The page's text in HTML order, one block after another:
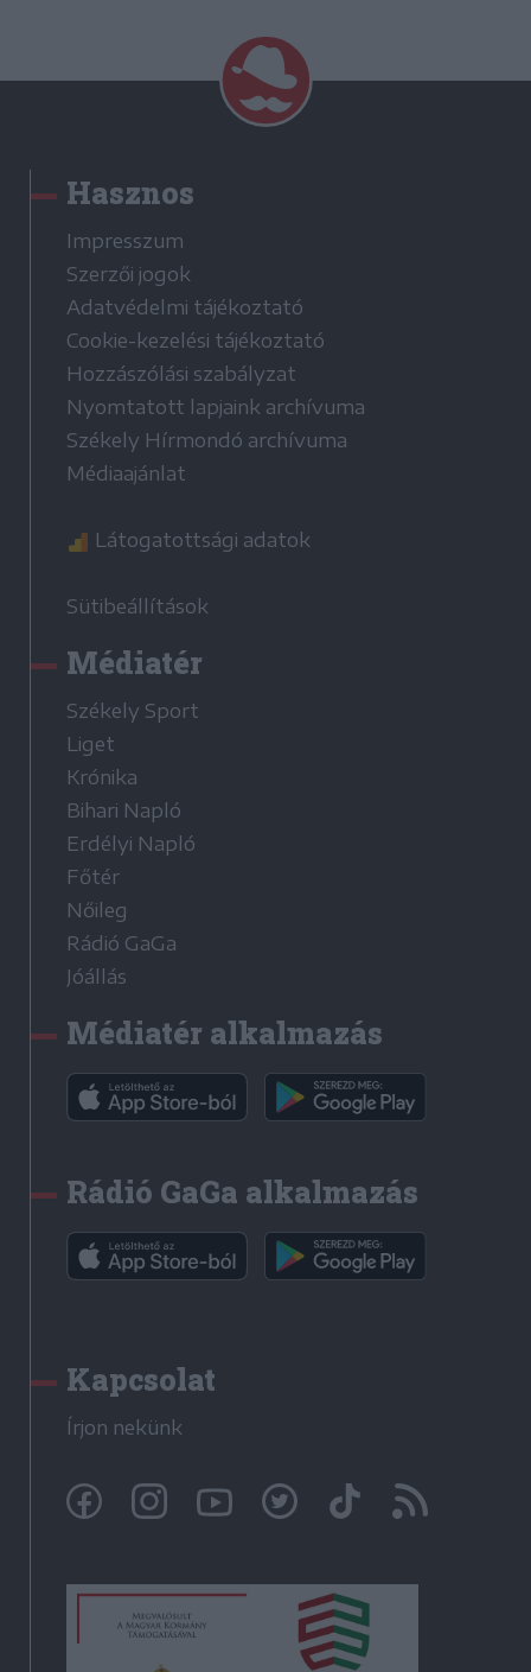
Hasznos
Impresszum
Szerzői jogok
Adatvédelmi tájékoztató
Cookie-kezelési tájékoztató
Hozzászólási szabályzat
Nyomtatott lapjaink archívuma
Székely Hírmondó archívuma
Médiaajánlat
Látogatottsági adatok
Sütibeállítások
Médiatér
Székely Sport
Liget
Krónika
Bihari Napló
Erdélyi Napló
Főtér
Nőileg
Rádió GaGa
Jóállás
Médiatér alkalmazás
Rádió GaGa alkalmazás
Kapcsolat
Írjon nekünk